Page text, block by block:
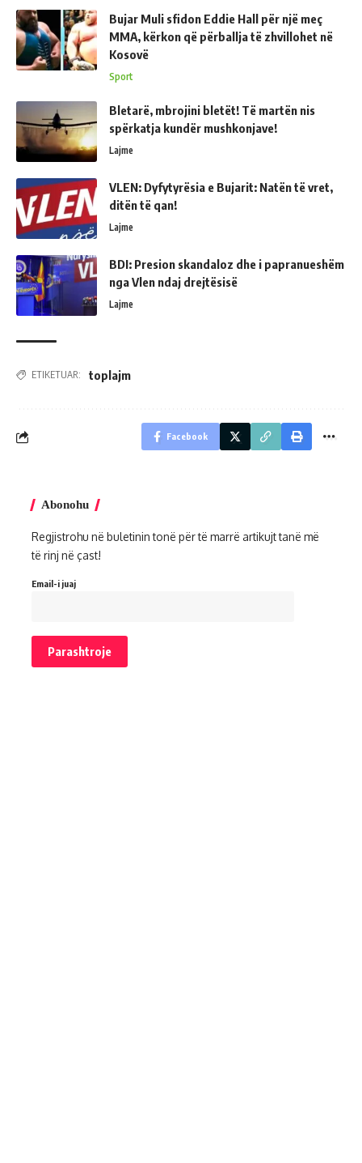
Bujar Muli sfidon Eddie Hall për një meç
MMA, kërkon që përballja të zhvillohet në
Kosovë
Sport
Bletarë, mbrojini bletët! Të martën nis
spërkatja kundër mushkonjave!
Lajme
VLEN: Dyfytyrësia e Bujarit: Natën të vret,
ditën të qan!
Lajme
BDI: Presion skandaloz dhe i papranueshëm
nga Vlen ndaj drejtësisë
Lajme
ETIKETUAR: toplajm
Facebook
Abonohu
Regjistrohu në buletinin tonë për të marrë artikujt tanë më
të rinj në çast!
Email-i juaj